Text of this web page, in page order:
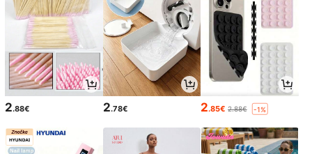
2.88€ 2.78€ 2.85€ 2.88€ -1%